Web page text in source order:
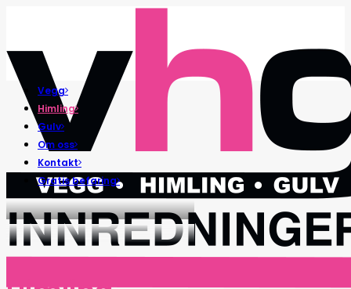
Vegg
Himling
Gulv
Om oss
Kontakt
Gratis befaring